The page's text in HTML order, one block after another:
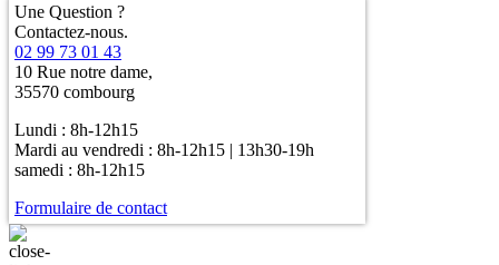
Une Question ?
Contactez-nous.
02 99 73 01 43
10 Rue notre dame,
35570 combourg
Lundi : 8h-12h15
Mardi au vendredi : 8h-12h15 | 13h30-19h
samedi : 8h-12h15
Formulaire de contact